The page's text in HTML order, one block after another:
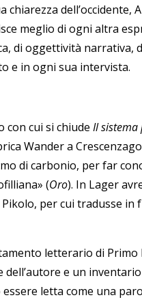
dell’occidente,
meglio di ogni altra
di oggettività narrativa,
e in ogni sua intervista.
con cui si chiude Il sistema
Wander a
di carbonio, per far
(Oro). In Lager
per cui tradusse in
letterario di Primo
e un
letta come una